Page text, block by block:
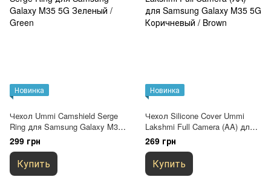
Новинка
Чехол Ummi Camshield Serge
Ring для Samsung Galaxy M35
5G Зеленый / Green
299 грн
Купить
Новинка
Чехол Silicone Cover Ummi
Lakshmi Full Camera (AA) для
Samsung Galaxy M35 5G
Коричневый / Brown
269 грн
Купить